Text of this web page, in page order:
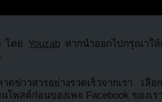
โดย Youzabหากนำออกไปกรุณาใ
าดข่าวสารอย่างรวดเร็วจากเรา เ
นโพสต์ก่อนของเพจ Facebook ของเร